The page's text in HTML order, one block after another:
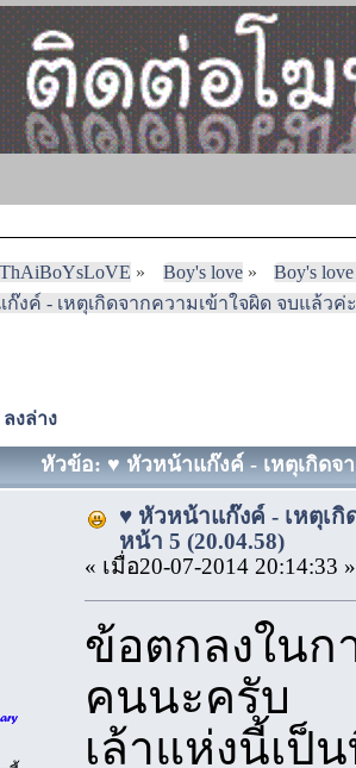
» Boy's love»
Boy's
งค์ - เหตุเกิดจากความเข้าใจผิด จบแล้วค่ะ
ลงล่าง
หัวข้อ: ♥ หัวหน้าแก๊งค์ - เหตุเกิดจา
♥ หัวหน้าแก๊งค์ - เหตุเ
หน้า 5 (20.04.58)
« เมื่อ20-07-2014 20:14:33 »
ข้อตกลงในก
คนนะครับ
เล้าแห่งนี้เป็